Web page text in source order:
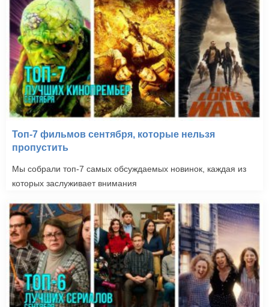
Топ-7 фильмов сентября, которые нельзя
пропустить
Мы собрали топ-7 самых обсуждаемых новинок, каждая из
которых заслуживает внимания